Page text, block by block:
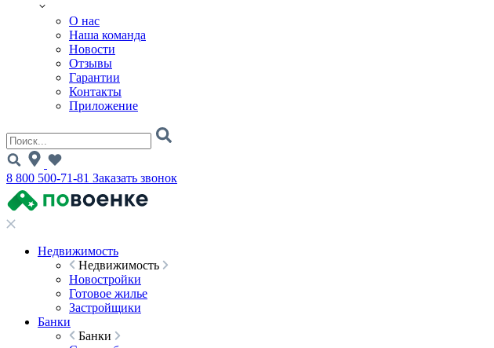
О нас
Наша команда
Новости
Отзывы
Гарантии
Контакты
Приложение
8 800 500-71-81 Заказать звонок
Недвижимость
Недвижимость
Новостройки
Готовое жилье
Застройщики
Банки
Банки